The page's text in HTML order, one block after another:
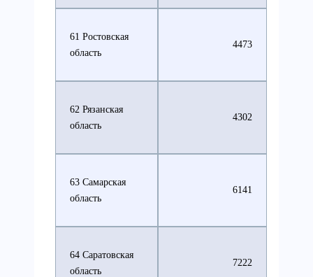
61 Ростовская
область
4473
62 Рязанская
область
4302
63 Самарская
область
6141
64 Саратовская
область
7222